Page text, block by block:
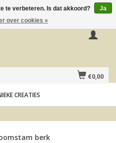
€0,00
CREATIES
berk
te verbeteren. Is dat akkoord?
Ja
over cookies »